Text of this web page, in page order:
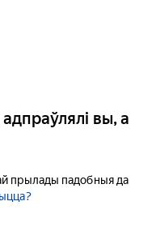
вы, а
прылады падобныя да